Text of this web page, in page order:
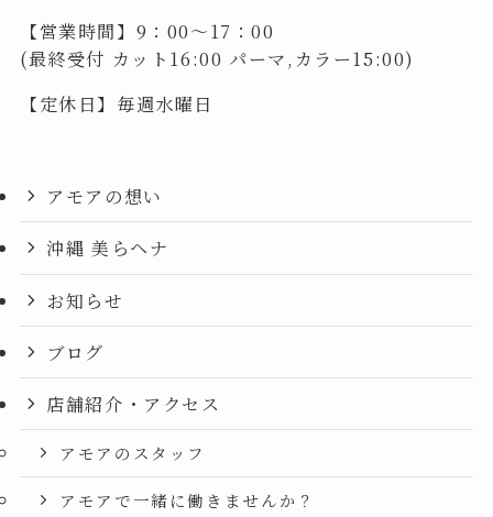
【営業時間】9：00～17：00
(最終受付 カット16:00 パーマ,カラー15:00)
【定休日】毎週水曜日
アモアの想い
沖縄 美らヘナ
お知らせ
ブログ
店舗紹介・アクセス
アモアのスタッフ
アモアで一緒に働きませんか？